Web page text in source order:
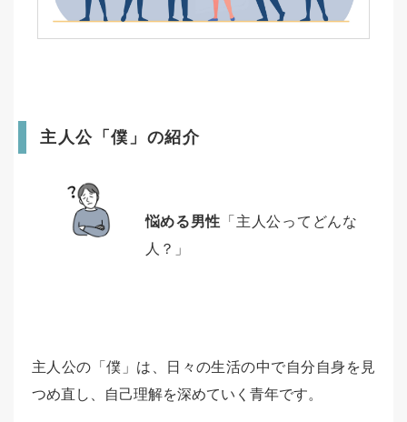
主人公「僕」の紹介
悩める男性 「主人公ってどんな
人？」
主人公の「僕」は、日々の生活の中で自分自身を見
つめ直し、自己理解を深めていく青年です。